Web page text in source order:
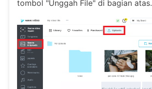
tombol "Unggah File" di bagian atas.